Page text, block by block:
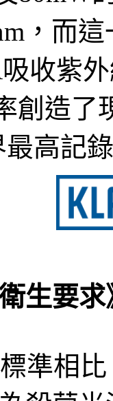
，而
收紫
創造了
高記
生要
準相